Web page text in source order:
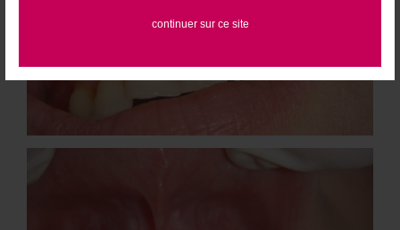
continuer sur ce site